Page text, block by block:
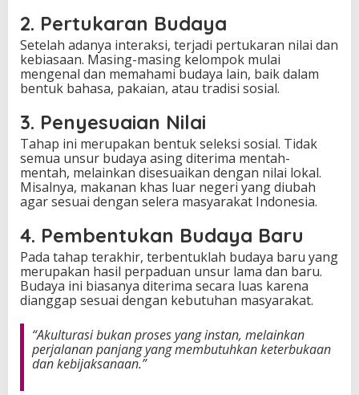
2. Pertukaran Budaya
Setelah adanya interaksi, terjadi pertukaran nilai dan
kebiasaan. Masing-masing kelompok mulai
mengenal dan memahami budaya lain, baik dalam
bentuk bahasa, pakaian, atau tradisi sosial.
3. Penyesuaian Nilai
Tahap ini merupakan bentuk seleksi sosial. Tidak
semua unsur budaya asing diterima mentah-
mentah, melainkan disesuaikan dengan nilai lokal.
Misalnya, makanan khas luar negeri yang diubah
agar sesuai dengan selera masyarakat Indonesia.
4. Pembentukan Budaya Baru
Pada tahap terakhir, terbentuklah budaya baru yang
merupakan hasil perpaduan unsur lama dan baru.
Budaya ini biasanya diterima secara luas karena
dianggap sesuai dengan kebutuhan masyarakat.
“Akulturasi bukan proses yang instan, melainkan
perjalanan panjang yang membutuhkan keterbukaan
dan kebijaksanaan.”